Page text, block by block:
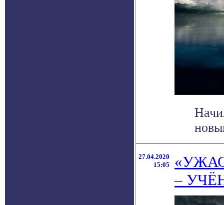
27.04.2020
15:05
–